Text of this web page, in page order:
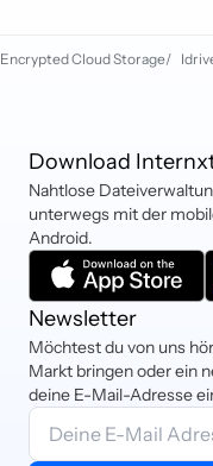
Encrypted Cloud Storage/
Download
Nahtlose
unterwegs mit der
Android.
Newsletter
Möchtest du von uns
Markt bringen oder ein
deine E-Mail-Adresse